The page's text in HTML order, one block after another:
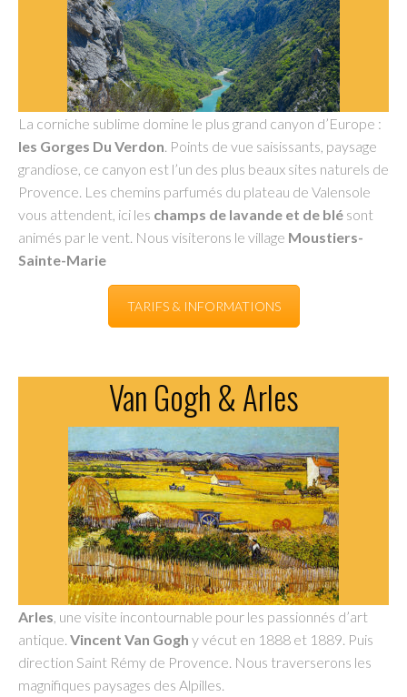
La corniche sublime domine le plus grand canyon d’Europe :
les Gorges Du Verdon. Points de vue saisissants, paysage
grandiose, ce canyon est l’un des plus beaux sites naturels de
Provence. Les chemins parfumés du plateau de Valensole
vous attendent, ici les champs de lavande et de blé sont
animés par le vent. Nous visiterons le village Moustiers-
Sainte-Marie
TARIFS & INFORMATIONS
Van Gogh & Arles
Arles, une visite incontournable pour les passionnés d’art
antique. Vincent Van Gogh y vécut en 1888 et 1889. Puis
direction Saint Rémy de Provence. Nous traverserons les
magnifiques paysages des Alpilles.